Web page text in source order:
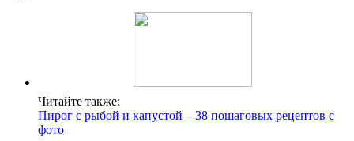
Читайте также:
Пирог с рыбой и капустой – 38 пошаговых рецептов с
фото